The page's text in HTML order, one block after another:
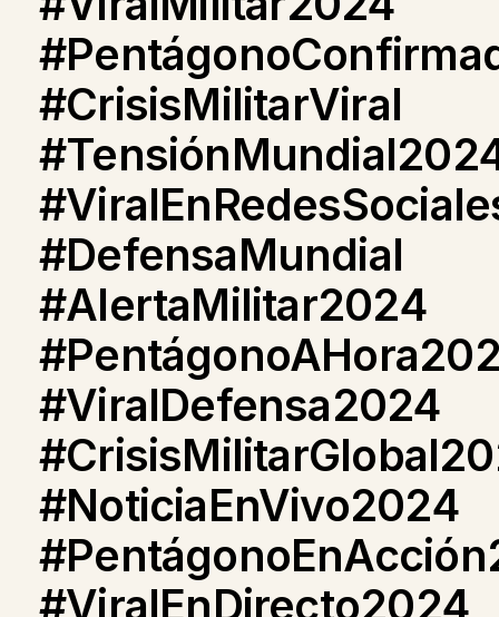
#CrisisMilitarViral
#DefensaMundial
#AlertaMilitar2024
#ViralDefensa2024
#NoticiaEnVivo2024
#ViralEnDirecto2024